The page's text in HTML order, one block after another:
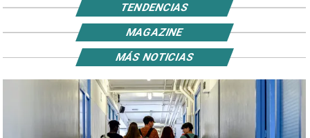
TENDENCIAS
MAGAZINE
MÁS NOTICIAS